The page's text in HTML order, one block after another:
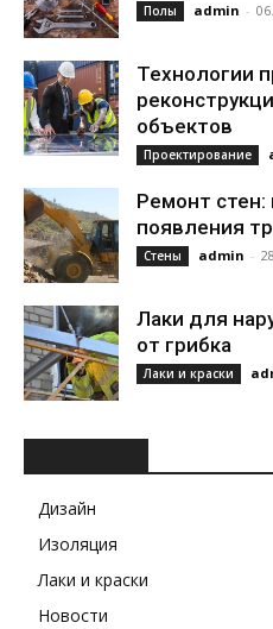
Полы admin -
Технологии
объектов
Проектирование
Ремонт стен:
появления
Стены admin -
Лаки для
от грибка
Лаки и краски
Дизайн
Изоляция
Лаки и краски
Новости